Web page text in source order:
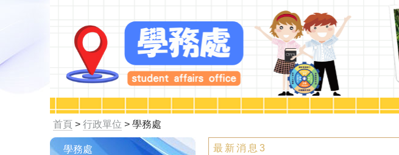
首頁 > 行政單位 > 學務處
學務處 最新消息3